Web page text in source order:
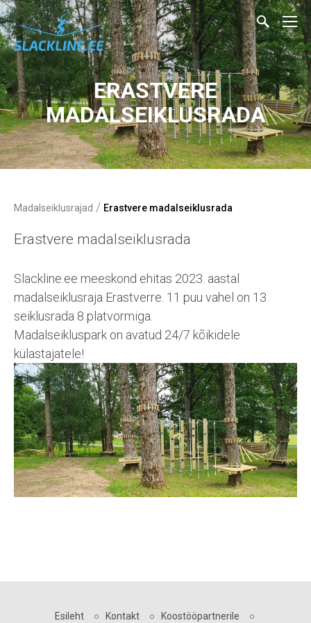
ERASTVERE
MADALSEIKLUSRADA
Madalseiklusrajad / Erastvere madalseiklusrada
Erastvere madalseiklusrada
Slackline.ee meeskond ehitas 2023. aastal
madalseiklusraja Erastverre. 11 puu vahel on 13
seiklusrada 8 platvormiga.
Madalseikluspark on avatud 24/7 kõikidele
külastajatele!
Esileht○ Kontakt○ Koostööpartnerile ○